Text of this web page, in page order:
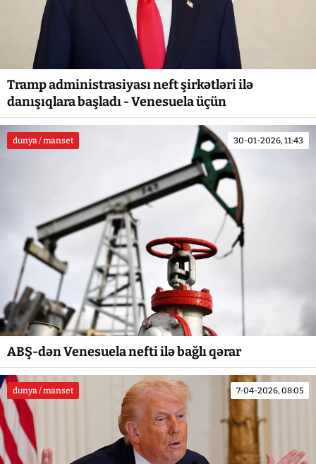
Tramp administrasiyası neft şirkətləri ilə
danışıqlara başladı - Venesuela üçün
dunya / manset 30-01-2026, 11:43
ABŞ-dən Venesuela nefti ilə bağlı qərar
dunya / manset 7-04-2026, 08:05